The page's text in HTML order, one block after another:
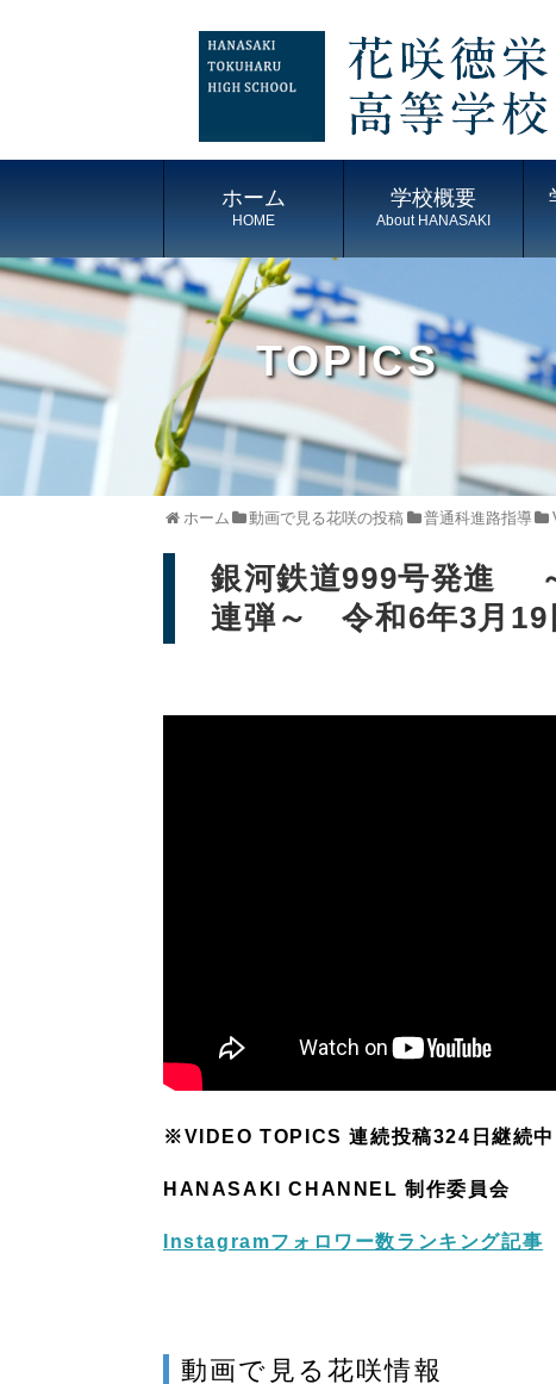
ホーム
HOME
学校概要
About HANASAKI
TOPICS
ホーム 動画で見る花咲の投稿 普通科進路指導
銀河鉄道999号発進
連弾～ 令和6年3月19
※VIDEO TOPICS 連続投稿324日継続
HANASAKI CHANNEL 制作委員会
Instagramフォロワー数ランキング記事
動画で見る花咲情報